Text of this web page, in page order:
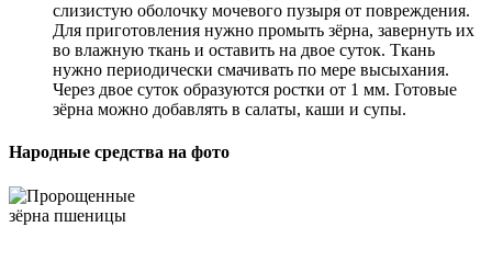
слизистую оболочку мочевого пузыря от повреждения.
Для приготовления нужно промыть зёрна, завернуть их
во влажную ткань и оставить на двое суток. Ткань
нужно периодически смачивать по мере высыхания.
Через двое суток образуются ростки от 1 мм. Готовые
зёрна можно добавлять в салаты, каши и супы.
Народные средства на фото